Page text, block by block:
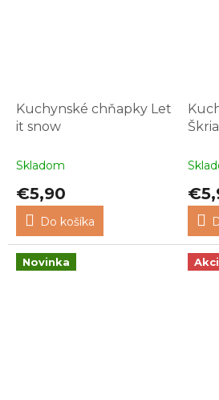
Kuchynské chňapky Let
it snow
Skladom
€5,90
Do košíka
Novinka